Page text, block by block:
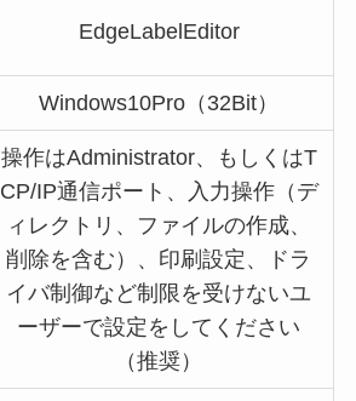
EdgeLabelEditor
Windows10Pro（32Bit）
操作はAdministrator、もしくはT
CP/IP通信ポート、入力操作（デ
ィレクトリ、ファイルの作成、
削除を含む）、印刷設定、ドラ
イバ制御など制限を受けないユ
ーザーで設定をしてください
（推奨）